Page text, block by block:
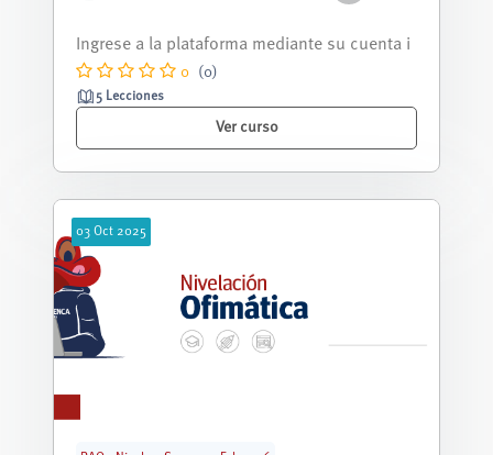
septiembre 2025 - febrero 2026.
0 (0)
5 Lecciones
Ver curso
03 Oct 2025